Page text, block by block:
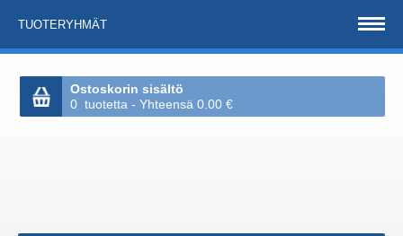
TUOTERYHMÄT
Ostoskorin sisältö
0 tuotetta - Yhteensä 0.00 €